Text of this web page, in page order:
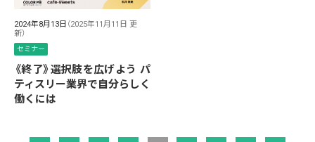
2024年8月13日 （2025年11月11日 更
新）
セミナー
《終了》選択肢を広げよう パ
ティスリー業界で自分らしく
働くには